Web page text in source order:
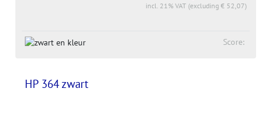
incl. 21% VAT (excluding € 52,07)
Score:
HP 364 zwart